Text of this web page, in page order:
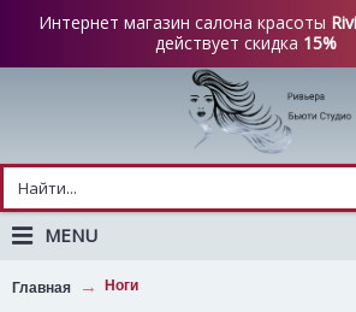
Интернет магазин салона красоты
действует скидка 15%
MENU
Главная Ноги